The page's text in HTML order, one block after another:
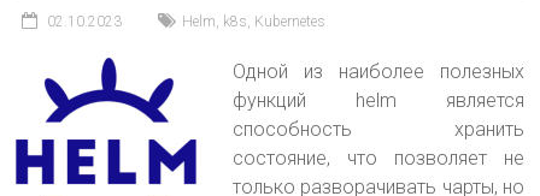
02.10.2023 Helm, k8s, Kubernetes
Одной из наиболее полезных
функций helm является
способность хранить
состояние, что позволяет не
только разворачивать чарты, но